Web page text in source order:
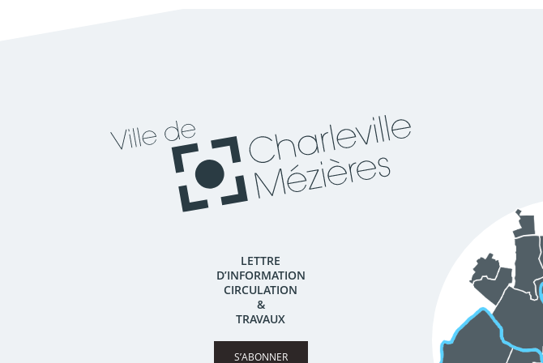
LETTRE
D’INFORMATION
CIRCULATION
&
TRAVAUX
S’ABONNER